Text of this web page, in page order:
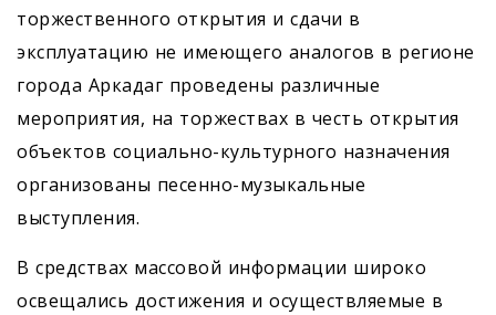
торжественного открытия и сдачи в
эксплуатацию не имеющего аналогов в регионе
города Аркадаг проведены различные
мероприятия, на торжествах в честь открытия
объектов социально-культурного назначения
организованы песенно-музыкальные
выступления.
В средствах массовой информации широко
освещались достижения и осуществляемые в